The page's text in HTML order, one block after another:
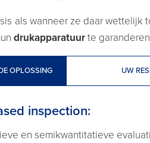
als wanneer ze daar
drukapparatuurte
OPLOSSING UW
inspection:
en semikwantitatieve